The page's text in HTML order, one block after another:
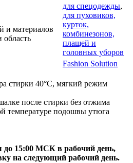
и материалов
область
для спецодежды,
для пуховиков,
курток,
комбинезонов,
плащей и
головных уборов
Fashion Solution
стирки 40°C, мягкий режим
после стирки без отжима
температуре подошвы утюга
до 15:00 МСК в рабочий день,
на следующий рабочий день.